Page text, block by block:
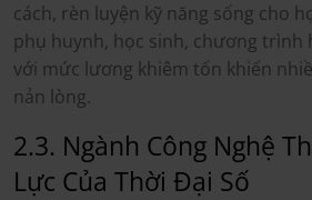
cách, rèn luyện kỹ năng sống cho
phụ huynh, học sinh, chương trình
với mức lương khiêm tốn khiến
nản lòng.
2.3. Ngành Công Nghệ
Lực Của Thời Đại Số